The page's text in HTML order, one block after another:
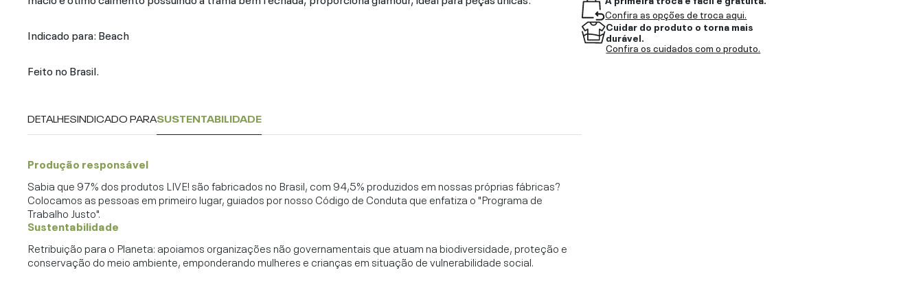
Indicado para: Beach
Feito no Brasil.
DETALHESINDICADO PARASUSTENTABILIDADE
Produção responsável
Sabia que 97% dos produtos LIVE! são fabricados no Brasil, com 94,5% produzidos em nossas próprias fábricas?
Colocamos as pessoas em primeiro lugar, guiados por nosso Código de Conduta que enfatiza o "Programa de
Trabalho Justo".
Sustentabilidade
Retribuição para o Planeta: apoiamos organizações não governamentais que atuam na biodiversidade, proteção e
conservação do meio ambiente, emponderando mulheres e crianças em situação de vulnerabilidade social.
Confira as opções de troca aqui.
Cuidar do produto o torna mais
durável.
Confira os cuidados com o produto.